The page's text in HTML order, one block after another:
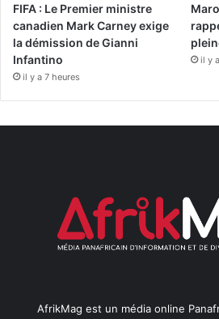
FIFA : Le Premier ministre
canadien Mark Carney exige
la démission de Gianni
Infantino
il y a 7 heures
il y
AfrikMag est un média online